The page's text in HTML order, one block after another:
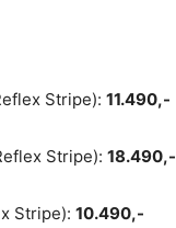
Stripe): 11.490,-
Stripe): 18.490,-
Stripe): 10.490,-